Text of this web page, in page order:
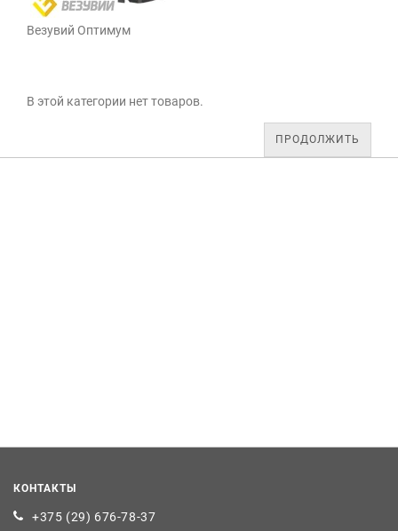
Везувий Оптимум
В этой категории нет товаров.
ПРОДОЛЖИТЬ
КОНТАКТЫ
+375 (29) 676-78-37